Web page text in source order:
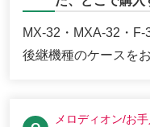
MX-32・MXA-32・F-
後継機種のケースを
メロディオン/お